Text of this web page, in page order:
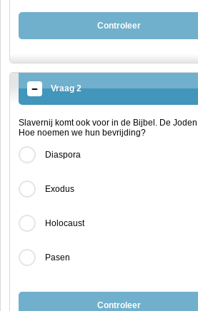
Controleer
Vraag 2
Slavernij komt ook voor in de Bijbel. De
Hoe noemen we hun bevrijding?
Diaspora
Exodus
Holocaust
Pasen
Controleer